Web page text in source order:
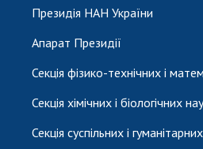
Президія НАН України
Апарат Президії
Секція фізико-технічних і
Секція хімічних і біологічних
Секція суспільних і